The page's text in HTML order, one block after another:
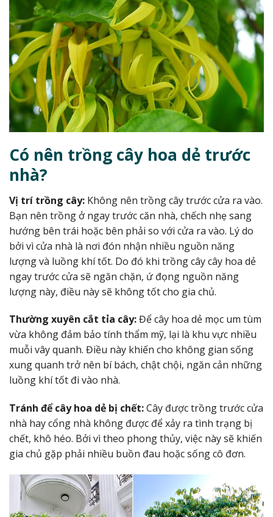
Có nên trồng cây hoa dẻ trước
nhà?
Vị trí trồng cây: Không nên trồng cây trước cửa ra vào.
Bạn nên trồng ở ngay trước căn nhà, chếch nhẹ sang
hướng bên trái hoặc bên phải so với cửa ra vào. Lý do
bởi vì cửa nhà là nơi đón nhận nhiều nguồn năng
lượng và luồng khí tốt. Do đó khi trồng cây cây hoa dẻ
ngay trước cửa sẽ ngăn chặn, ứ đọng nguồn năng
lượng này, điều này sẽ không tốt cho gia chủ.
Thường xuyên cắt tỉa cây:Để cây hoa dẻ mọc um tùm
vừa không đảm bảo tính thẩm mỹ, lại là khu vực nhiều
muỗi vây quanh. Điều này khiến cho không gian sống
xung quanh trở nên bí bách, chật chội, ngăn cản những
luồng khí tốt đi vào nhà.
Tránh để cây hoa dẻ bị chết:Cây được trồng trước cửa
nhà hay cổng nhà không được để xảy ra tình trạng bị
chết, khô héo. Bởi vì theo phong thủy, việc này sẽ khiến
gia chủ gặp phải nhiều buồn đau hoặc sống cô đơn.